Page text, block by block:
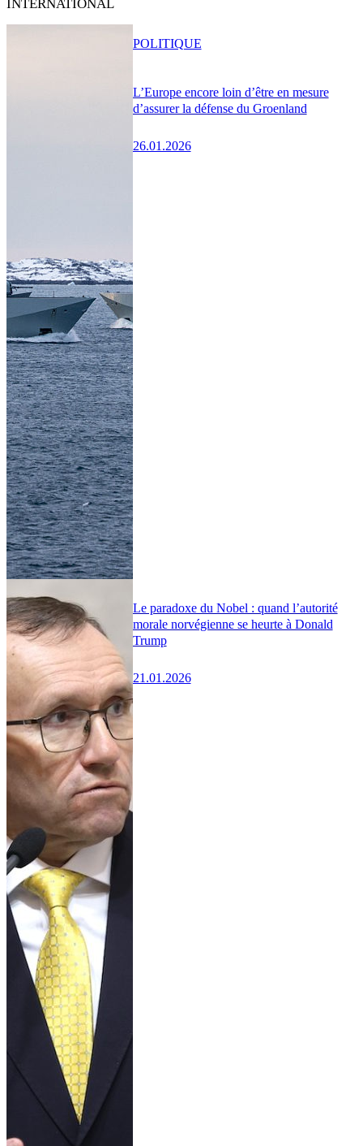
INTERNATIONAL
L’Europe encore loin d’être en mesure
d’assurer la défense du Groenland
26.01.2026
POLITIQUE
Le paradoxe du Nobel : quand l’autorité
morale norvégienne se heurte à Donald
Trump
21.01.2026